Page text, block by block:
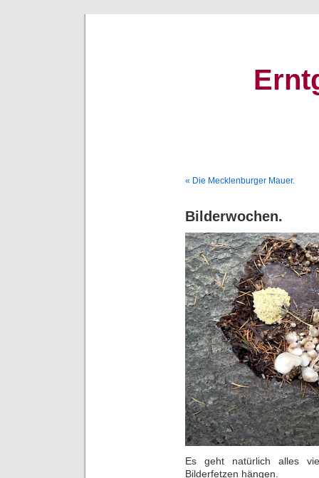
« Die Mecklenburger Mauer.
Bilderwochen.
Es geht natürlich alles
Bilderfetzen hängen.